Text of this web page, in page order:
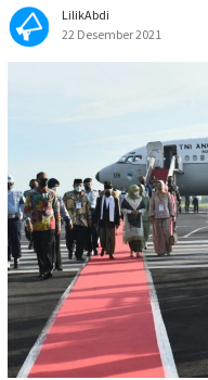
LilikAbdi
22 Desember 2021